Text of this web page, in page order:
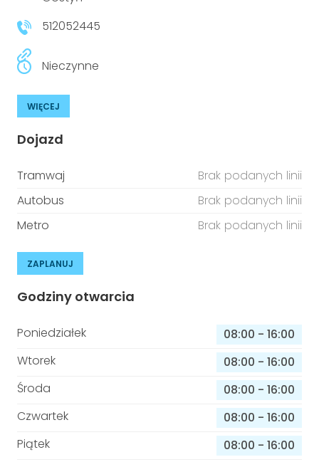
Prawo
Aktualności
512052445
Nieczynne
WIĘCEJ
Dojazd
Tramwaj
Brak podanych linii
Autobus
Brak podanych linii
Metro
Brak podanych linii
ZAPLANUJ
Godziny otwarcia
Poniedziałek 08:00 - 16:00
Wtorek
08:00 - 16:00
Środa
08:00 - 16:00
Czwartek
08:00 - 16:00
Piątek
08:00 - 16:00